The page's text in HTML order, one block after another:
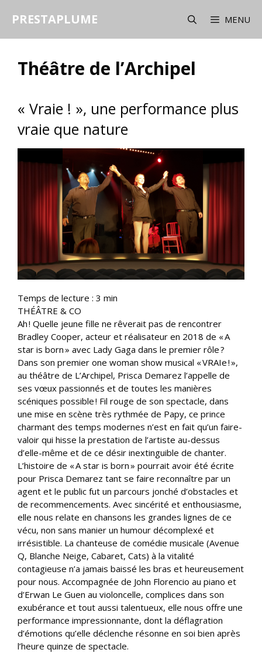
PRESTAPLUME MENU
Théâtre de l’Archipel
« Vraie ! », une performance plus
vraie que nature
Temps de lecture : 3 min
THÉÂTRE & CO
Ah ! Quelle jeune fille ne rêverait pas de rencontrer
Bradley Cooper, acteur et réalisateur en 2018 de « A
star is born » avec Lady Gaga dans le premier rôle ?
Dans son premier one woman show musical « VRAIe ! »,
au théâtre de L’Archipel, Prisca Demarez l’appelle de
ses vœux passionnés et de toutes les manières
scéniques possible ! Fil rouge de son spectacle, dans
une mise en scène très rythmée de Papy, ce prince
charmant des temps modernes n’est en fait qu’un faire-
valoir qui hisse la prestation de l’artiste au-dessus
d’elle-même et de ce désir inextinguible de chanter.
L’histoire de « A star is born » pourrait avoir été écrite
pour Prisca Demarez tant se faire reconnaître par un
agent et le public fut un parcours jonché d’obstacles et
de recommencements. Avec sincérité et enthousiasme,
elle nous relate en chansons les grandes lignes de ce
vécu, non sans manier un humour décomplexé et
irrésistible. La chanteuse de comédie musicale (Avenue
Q, Blanche Neige, Cabaret, Cats) à la vitalité
contagieuse n’a jamais baissé les bras et heureusement
pour nous. Accompagnée de John Florencio au piano et
d’Erwan Le Guen au violoncelle, complices dans son
exubérance et tout aussi talentueux, elle nous offre une
performance impressionnante, dont la déflagration
d’émotions qu’elle déclenche résonne en soi bien après
l’heure quinze de spectacle.